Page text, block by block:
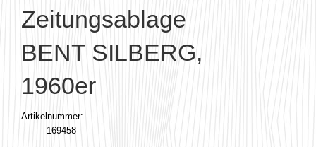
Zeitungsablage
BENT SILBERG,
1960er
Artikelnummer:
169458